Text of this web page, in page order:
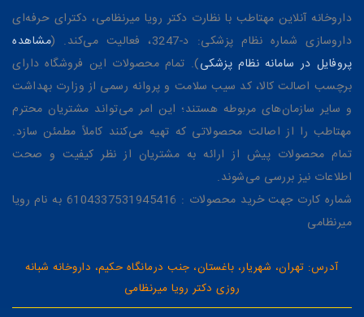
داروخانه آنلاین مهتاطب با نظارت دکتر رویا میرنظامی، دکترای حرفه‌ای
داروسازی شماره نظام پزشکی: د-3247، فعالیت می‌کند. (
مشاهده
پروفایل در سامانه نظام پزشکی). تمام محصولات این فروشگاه دارای
برچسب اصالت کالا، کد سیب سلامت و پروانه رسمی از وزارت بهداشت
و سایر سازمان‌های مربوطه هستند؛ این امر می‌تواند مشتریان محترم
مهتاطب را از اصالت محصولاتی که تهیه می‌کنند کاملاً مطمئن سازد.
تمام محصولات پیش از ارائه به مشتریان از نظر کیفیت و صحت
اطلاعات نیز بررسی می‌شوند.
شماره کارت جهت خرید محصولات : 6104337531945416 به نام رویا
میرنظامی
آدرس: تهران، شهریار، باغستان، جنب درمانگاه حکیم، داروخانه شبانه
روزی دکتر رویا میرنظامی